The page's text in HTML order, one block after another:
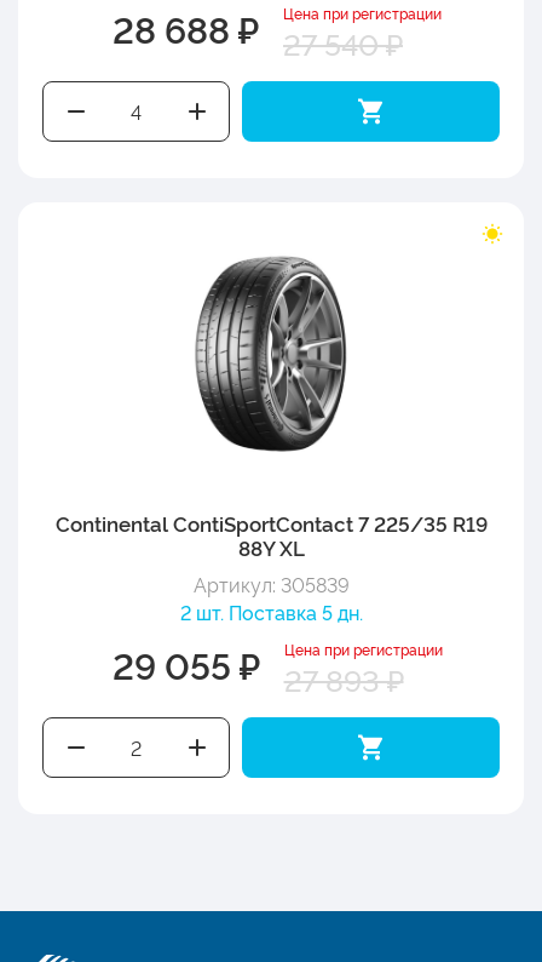
28 688 ₽ Цена при регистрации
27 540 ₽
Continental ContiSportContact 7 225/35 R19
88Y XL
Артикул: 305839
2 шт. Поставка 5 дн.
29 055 ₽ Цена при регистрации
27 893 ₽